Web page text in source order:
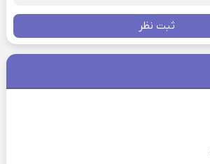
ثبت نظر